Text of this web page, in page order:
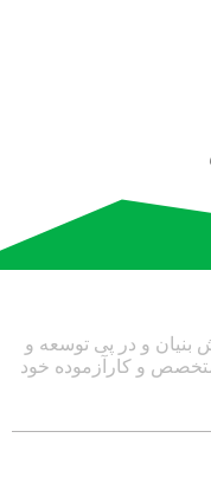
و در پی توسعه و
و کارآزموده خود